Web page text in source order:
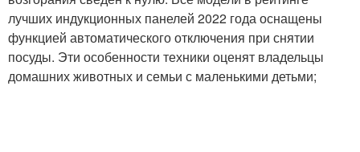
лучших индукционных панелей 2022 года оснащены
функцией автоматического отключения при снятии
посуды. Эти особенности техники оценят владельцы
домашних животных и семьи с маленькими детьми;